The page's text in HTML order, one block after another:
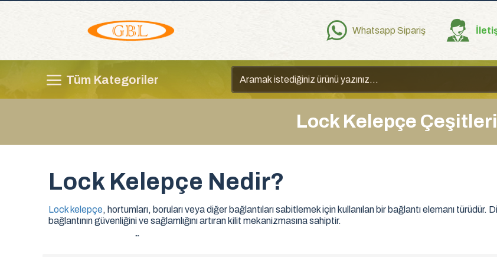
Whatsapp Sipariş
Tüm Kategoriler
Lock Kelepçe Çeşitleri
Lock Kelepçe Nedir?
Lock kelepçe, hortumları, boruları veya diğer bağlantıları sabitlemek için kullanılan bir bağlantı elemanı
bağlantının güvenliğini ve sağlamlığını artıran kilit mekanizmasına sahiptir.